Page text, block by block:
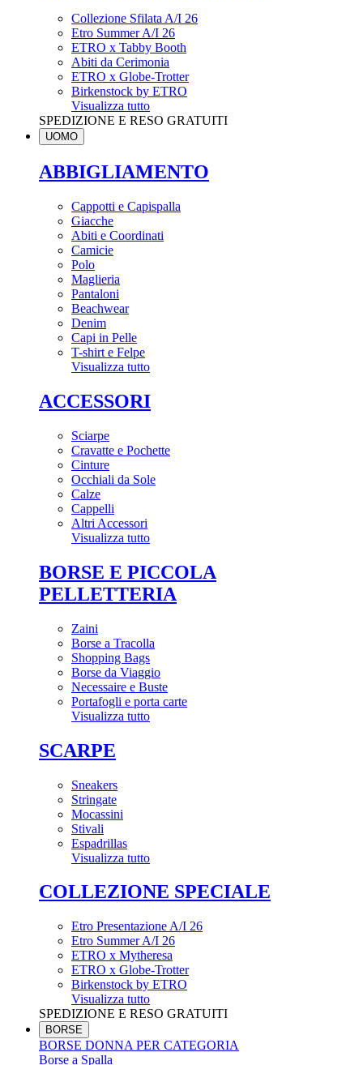
Collezione Sfilata A/I 26
Etro Summer A/I 26
ETRO x Tabby Booth
Abiti da Cerimonia
ETRO x Globe-Trotter
Birkenstock by ETRO
Visualizza tutto
SPEDIZIONE E RESO GRATUITI
UOMO
ABBIGLIAMENTO
Cappotti e Capispalla
Giacche
Abiti e Coordinati
Camicie
Polo
Maglieria
Pantaloni
Beachwear
Denim
Capi in Pelle
T-shirt e Felpe
Visualizza tutto
ACCESSORI
Sciarpe
Cravatte e Pochette
Cinture
Occhiali da Sole
Calze
Cappelli
Altri Accessori
Visualizza tutto
BORSE E PICCOLA
PELLETTERIA
Zaini
Borse a Tracolla
Shopping Bags
Borse da Viaggio
Necessaire e Buste
Portafogli e porta carte
Visualizza tutto
SCARPE
Sneakers
Stringate
Mocassini
Stivali
Espadrillas
Visualizza tutto
COLLEZIONE SPECIALE
Etro Presentazione A/I 26
Etro Summer A/I 26
ETRO x Mytheresa
ETRO x Globe-Trotter
Birkenstock by ETRO
Visualizza tutto
SPEDIZIONE E RESO GRATUITI
BORSE
BORSE DONNA PER CATEGORIA
Borse a Spalla